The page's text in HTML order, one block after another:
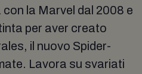
la Marvel dal 2008 e
per aver creato
il nuovo Spider-
Lavora su svariati